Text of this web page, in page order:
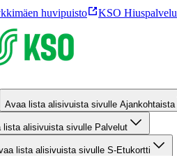
huvipuisto KSO Hiuspalvelu
Avaa lista alisivuista sivulle Ajankohtaista
lista alisivuista sivulle Palvelut
lista alisivuista sivulle S-Etukortti